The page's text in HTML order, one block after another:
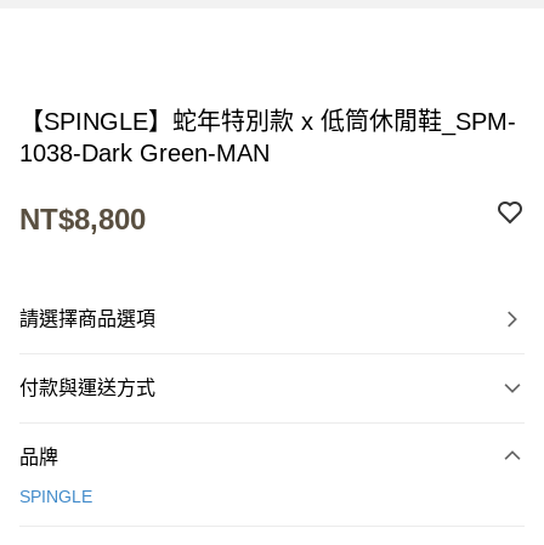
【SPINGLE】蛇年特別款 x 低筒休閒鞋_SPM-
1038-Dark Green-MAN
NT$8,800
請選擇商品選項
付款與運送方式
信用卡一次付款
品牌
SPINGLE